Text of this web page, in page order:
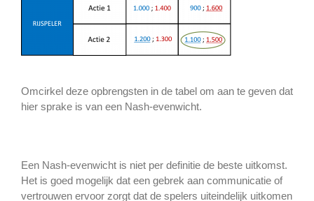
Omcirkel deze opbrengsten in de tabel om aan te geven dat
hier sprake is van een Nash-evenwicht.
Een Nash-evenwicht is niet per definitie de beste uitkomst.
Het is goed mogelijk dat een gebrek aan communicatie of
vertrouwen ervoor zorgt dat de spelers uiteindelijk uitkomen